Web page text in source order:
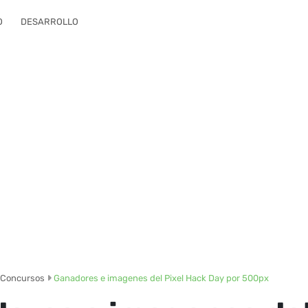
DESARROLLO
Concursos Ganadores e imagenes del Pixel Hack Day por 500px